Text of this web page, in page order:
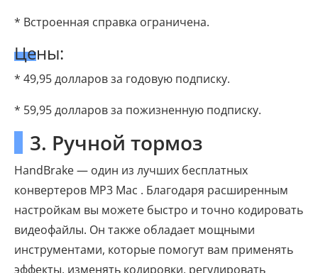
* Встроенная справка ограничена.
Цены:
* 49,95 долларов за годовую подписку.
* 59,95 долларов за пожизненную подписку.
3. Ручной тормоз
HandBrake — один из лучших бесплатных
конвертеров MP3 Mac . Благодаря расширенным
настройкам вы можете быстро и точно кодировать
видеофайлы. Он также обладает мощными
инструментами, которые помогут вам применять
эффекты, изменять кодировки, регулировать